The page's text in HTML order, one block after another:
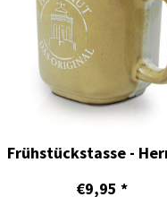
€9,95 *